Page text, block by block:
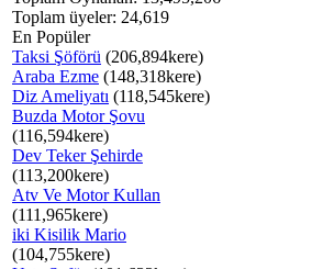
Toplam üyeler: 24,619
En Popüler
Taksi Şöförü (206,894kere)
Araba Ezme (148,318kere)
Diz Ameliyatı (118,545kere)
Buzda Motor Şovu
(116,594kere)
Dev Teker Şehirde
(113,200kere)
Atv Ve Motor Kullan
(111,965kere)
iki Kisilik Mario
(104,755kere)